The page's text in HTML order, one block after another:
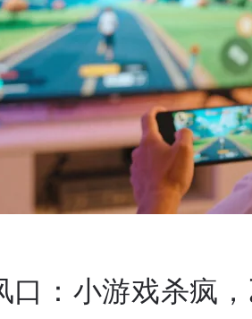
口：小游戏杀疯